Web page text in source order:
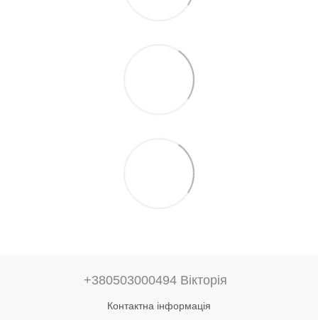
+380503000494 Вікторія
Контактна інформація